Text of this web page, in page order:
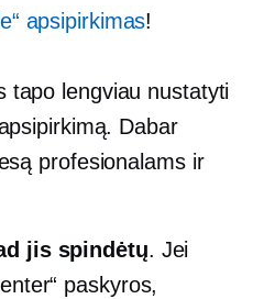
apsipirkimas!
tapo lengviau nustatyti
Dabar
profesionalams ir
jis spindėtų. Jei
paskyros,